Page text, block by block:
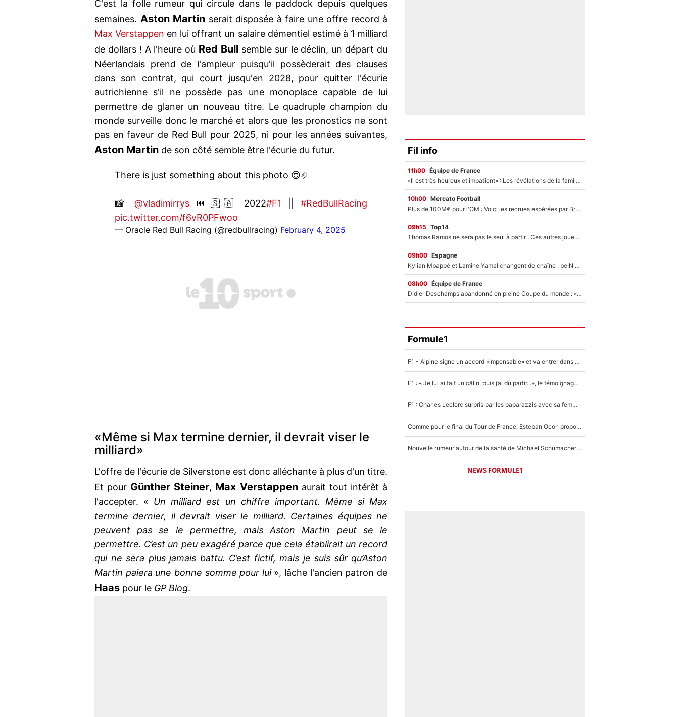
C'est la folle rumeur qui circule dans le paddock depuis quelques
semaines. Aston Martin serait disposée à faire une offre record à
Max Verstappen en lui offrant un salaire démentiel estimé à 1 milliard
de dollars ! A l'heure où Red Bull semble sur le déclin, un départ du
Néerlandais prend de l'ampleur puisqu'il possèderait des clauses
dans son contrat, qui court jusqu'en 2028, pour quitter l'écurie
autrichienne s'il ne possède pas une monoplace capable de lui
permettre de glaner un nouveau titre. Le quadruple champion du
monde surveille donc le marché et alors que les pronostics ne sont
pas en faveur de Red Bull pour 2025, ni pour les années suivantes,
Aston Martin de son côté semble être l'écurie du futur.
There is just something about this photo 😍🤌
📸@vladimirrys ⏮️ 🇸🇦 2022#F1 ||#RedBullRacing
pic.twitter.com/f6vR0PFwoo
— Oracle Red Bull Racing (@redbullracing) February 4, 2025
«Même si Max termine dernier, il devrait viser le
milliard»
L'offre de l'écurie de Silverstone est donc alléchante à plus d'un titre.
Et pour Günther Steiner, Max Verstappenaurait tout intérêt à
l'accepter. « Un milliard est un chiffre important. Même si Max
termine dernier, il devrait viser le milliard. Certaines équipes ne
peuvent pas se le permettre, mais Aston Martin peut se le
permettre. C’est un peu exagéré parce que cela établirait un record
qui ne sera plus jamais battu. C’est fictif, mais je suis sûr qu’Aston
Martin paiera une bonne somme pour lui», lâche l'ancien patron de
Haas pour le GP Blog.
Fil info
11h00 Équipe de France
«Il est très heureux et impatient» : Les révélations de la famille Zidane sur sa prise de pouvoir en équipe de France !
10h00 Mercato Football
Plus de 100M€ pour l'OM : Voici les recrues espérées par Bruno Genesio et Grégory Lorenzi après l’opération dégraissage
09h15 Top14
Thomas Ramos ne sera pas le seul à partir : Ces autres joueurs du XV de France pourraient aussi quitter le Stade Toulousain, un club de Top 14 est déjà sur les rangs
09h00 Espagne
Kylian Mbappé et Lamine Yamal changent de chaîne : beIN SPORTS ne digère pas cette décision historique et prédit un fiasco pour la Liga
08h00 Équipe de France
Didier Deschamps abandonné en pleine Coupe du monde : «La FFF était déjà passée à Zinedine Zidane»
Formule1
F1 - Alpine signe un accord «impensable» et va entrer dans une nouvelle dimension : Grande nouvelle pour Pierre Gasly !
F1 : « Je lui ai fait un câlin, puis j’ai dû partir...», le témoignage émouvant de Max Verstappen sur sa fille
F1 : Charles Leclerc surpris par les paparazzis avec sa femme, les rumeurs étaient vraies !
Comme pour le final du Tour de France, Esteban Ocon propose un Grand Prix de Formule 1 à Paris : «Autour de l’Arc de Triomphe, ce serait génial» !
Nouvelle rumeur autour de la santé de Michael Schumacher : Sa femme Corinna sort du silence
NEWS FORMULE1